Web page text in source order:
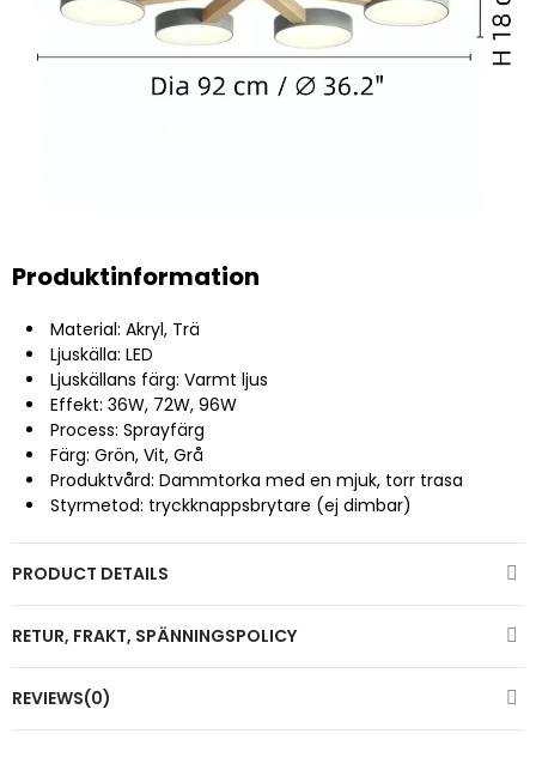
Produktinformation
Material: Akryl, Trä
Ljuskälla: LED
Ljuskällans färg: Varmt ljus
Effekt: 36W, 72W, 96W
Process: Sprayfärg
Färg: Grön, Vit, Grå
Produktvård: Dammtorka med en mjuk, torr trasa
Styrmetod: tryckknappsbrytare (ej dimbar)
PRODUCT DETAILS
RETUR, FRAKT, SPÄNNINGSPOLICY
REVIEWS(0)